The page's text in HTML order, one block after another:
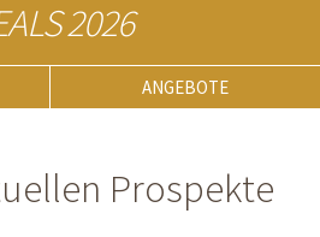
2026
ANGEBOTE
Prospekte